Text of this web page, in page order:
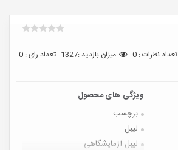
تعداد رای : 0 میزان بازدید :1327 تعداد نظرات : 0
برچسب
لیبل
لیبل آزمایشگاهی